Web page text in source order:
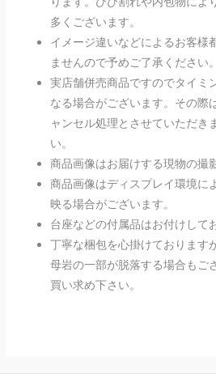
多くございます。
イメージ違いなどによるお客様
ませんので予めご了承ください。
実店舗併売商品ですのでタイミ
なる場合がございます。その際
ャンセル処理とさせていただき
い。
商品画像はお届けする現物の撮
商品画像はディスプレイ環境に
映る場合がございます。
台座などの付属品はお付けして
丁寧な梱包を心掛けております
母岩の一部が脱落する場合もご
買い求め下さい。